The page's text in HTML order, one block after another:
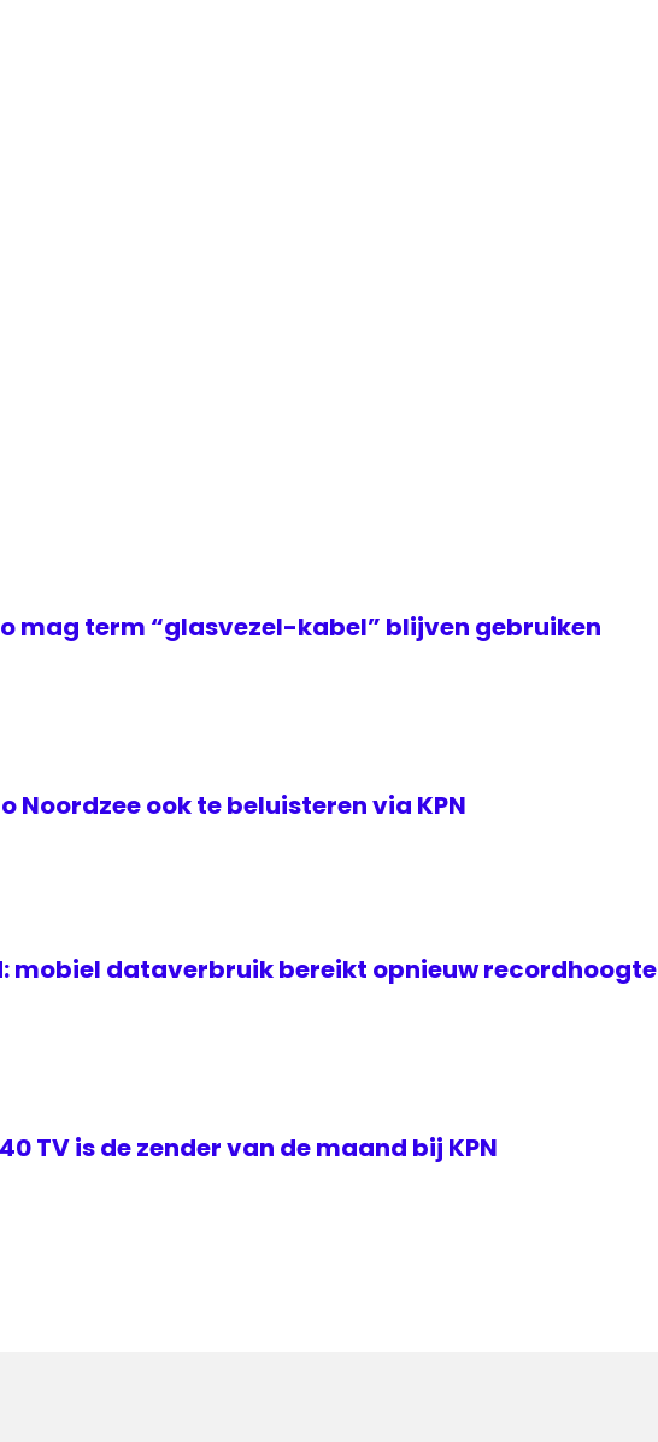
mag term “glasvezel-kabel” blijven gebruiken
Noordzee ook te beluisteren via KPN
mobiel dataverbruik bereikt opnieuw recordhoogte
40 TV is de zender van de maand bij KPN